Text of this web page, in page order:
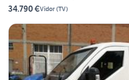
34.790 €Vidor(TV)